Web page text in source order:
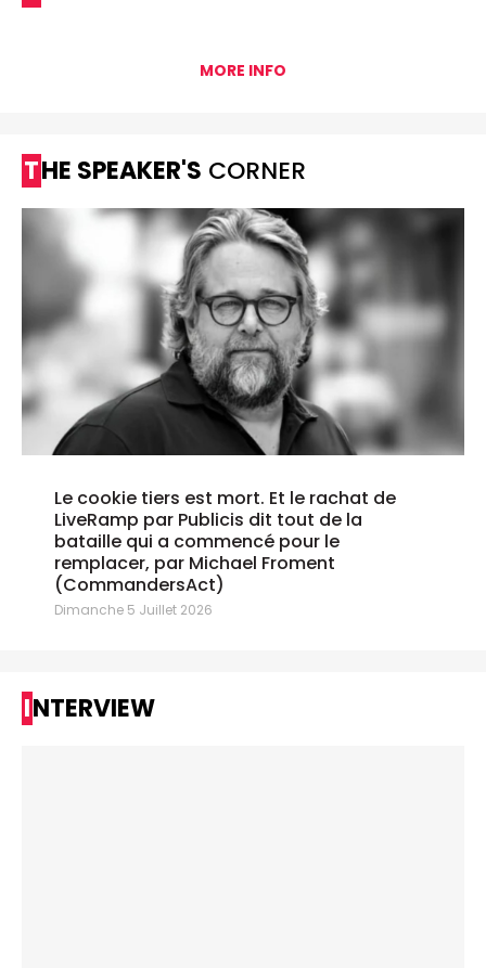
MORE INFO
THE SPEAKER'S CORNER
Le cookie tiers est mort. Et le rachat de
LiveRamp par Publicis dit tout de la
bataille qui a commencé pour le
remplacer, par Michael Froment
(CommandersAct)
Dimanche 5 Juillet 2026
INTERVIEW